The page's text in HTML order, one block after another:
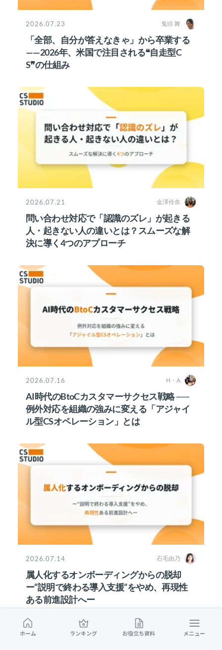
ホーム ランキング お役立ち資料 メニュー
2026.07.23 鬼頭 舞
「全部、自分が答えなきゃ」から卒業する
——2026年、米国で注目される❝自走型C
S❞の仕組み
2026.07.21 金澤伶奈
問い合わせ対応で「認識のズレ」が起きる
人・起きない人の違いとは？スムーズな解
決に導く4つのアプローチ
2026.07.16 H・A
AI時代のBtoCカスタマーサクセス戦略 ──
例外対応を組織の強みに変える「アジャイ
ル型CSオペレーション」とは
2026.07.14 石毛由乃
属人化するオンボーディングからの脱却
ー“説明で終わる導入支援”をやめ、再現性
ある前進設計へー